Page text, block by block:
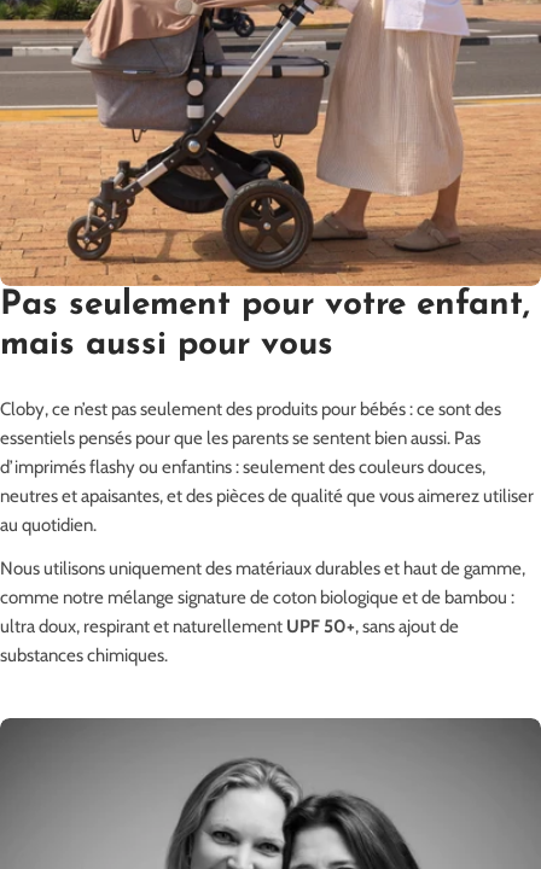
Pas seulement pour votre enfant,
mais aussi pour vous
Cloby, ce n’est pas seulement des produits pour bébés : ce sont des
essentiels pensés pour que les parents se sentent bien aussi. Pas
d’imprimés flashy ou enfantins : seulement des couleurs douces,
neutres et apaisantes, et des pièces de qualité que vous aimerez utiliser
au quotidien.
Nous utilisons uniquement des matériaux durables et haut de gamme,
comme notre mélange signature de coton biologique et de bambou :
ultra doux, respirant et naturellement UPF 50+, sans ajout de
substances chimiques.